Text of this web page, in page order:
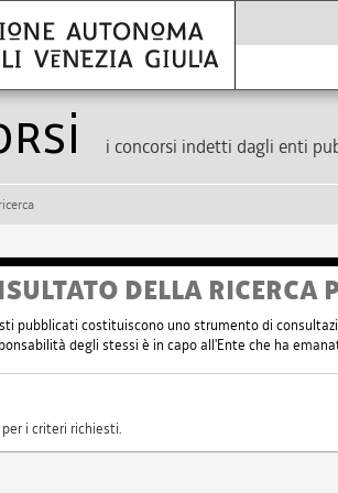
i concorsi indetti dagli enti
ricerca
DELLA RICERCA
pubblicati costituiscono uno strumento di
degli stessi è in capo all'Ente che ha
i criteri richiesti.